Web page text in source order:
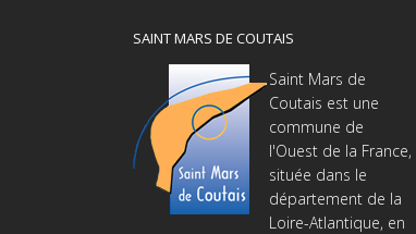
SAINT MARS DE COUTAIS
Saint Mars de
Coutais est une
commune de
l'Ouest de la France,
située dans le
département de la
Loire-Atlantique, en